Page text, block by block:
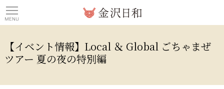
【イベント情報】Local ＆ Global ごちゃまぜ
ツアー 夏の夜の特別編